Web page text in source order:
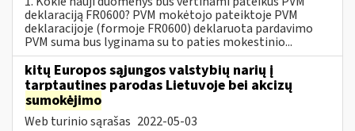
deklaraciją FR0600? PVM mokėtojo pateiktoje PVM
deklaracijoje (formoje FR0600) deklaruota pardavimo
PVM suma bus lyginama su to paties mokestinio...
kitų Europos sąjungos valstybių narių į
tarptautines parodas Lietuvoje bei akcizų
sumokėjimo
Web turinio sąrašas 2022-05-03